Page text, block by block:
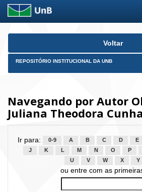
Skip
Voltar
REPOSITÓRIO INSTITUCIONAL DA UNB
Navegando por Autor
Juliana Theodora
Ir para: 0-9 A B C D E
J
K L M N O P
U
V W X Y
ou entre com as